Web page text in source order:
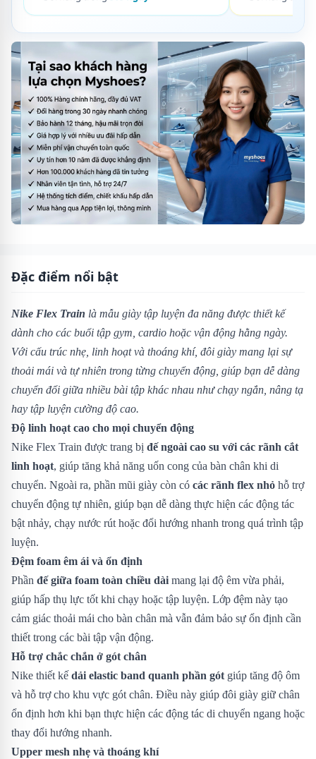
Đặc điểm nổi bật
Nike Flex Train là mẫu giày tập luyện đa năng được thiết kế
dành cho các buổi tập gym, cardio hoặc vận động hằng ngày.
Với cấu trúc nhẹ, linh hoạt và thoáng khí, đôi giày mang lại sự
thoải mái và tự nhiên trong từng chuyển động, giúp bạn dễ dàng
chuyển đổi giữa nhiều bài tập khác nhau như chạy ngắn, nâng tạ
hay tập luyện cường độ cao.
Độ linh hoạt cao cho mọi chuyển động
Nike Flex Train được trang bị đế ngoài cao su với các rãnh cắt
linh hoạt, giúp tăng khả năng uốn cong của bàn chân khi di
chuyển. Ngoài ra, phần mũi giày còn có các rãnh flex nhỏ hỗ trợ
chuyển động tự nhiên, giúp bạn dễ dàng thực hiện các động tác
bật nhảy, chạy nước rút hoặc đổi hướng nhanh trong quá trình tập
luyện.
Đệm foam êm ái và ổn định
Phần đế giữa foam toàn chiều dài mang lại độ êm vừa phải,
giúp hấp thụ lực tốt khi chạy hoặc tập luyện. Lớp đệm này tạo
cảm giác thoải mái cho bàn chân mà vẫn đảm bảo sự ổn định cần
thiết trong các bài tập vận động.
Hỗ trợ chắc chắn ở gót chân
Nike thiết kế dải elastic band quanh phần gót giúp tăng độ ôm
và hỗ trợ cho khu vực gót chân. Điều này giúp đôi giày giữ chân
ổn định hơn khi bạn thực hiện các động tác di chuyển ngang hoặc
thay đổi hướng nhanh.
Upper mesh nhẹ và thoáng khí